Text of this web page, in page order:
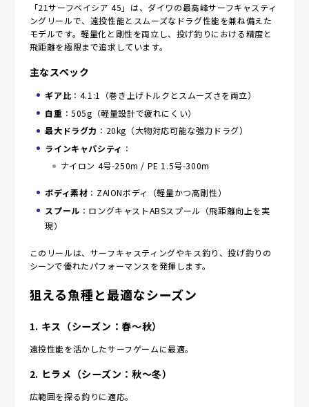
「21サーフベイシア 45」は、ダイワの最高峰サーフキャスティ
ングリールで、遠投性能とスムーズなドラグ性能を兼ね備えた
モデルです。軽量化と剛性を両立し、投げ釣りにおける精度と
飛距離を極限まで追求しています。
主なスペック
ギア比 ：4.1:1（巻き上げトルクとスムーズさを両立）
自重 ：505g（軽量設計で疲れにくい）
最大ドラグ力 ：20kg（大物対応可能な強力ドラグ）
ラインキャパシティ ：
ナイロン 4号-250m / PE 1.5号-300m
ボディ素材 ：ZAIONボディ（軽量かつ高剛性）
スプール ：ロングキャストABSスプール（飛距離向上を実
現）
このリールは、サーフキャスティングやキス釣り、投げ釣りの
シーンで優れたパフォーマンスを発揮します。
狙える魚種と最適なシーズン
1. キス（シーズン：春〜秋）
遠投性能を活かしたサーフゲームに最適。
2. ヒラメ（シーズン：秋〜冬）
広範囲を探る釣りに適応。